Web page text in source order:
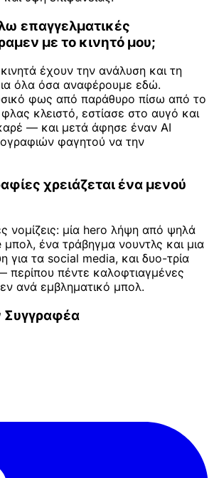
επαγγελματικές
με το κινητό μου;
έχουν την ανάλυση και τη
όλα όσα αναφέρουμε εδώ.
φως από παράθυρο πίσω από το
κλειστό, εστίασε στο αυγό και
— και μετά άφησε έναν AI
φαγητού να την
χρειάζεται ένα μενού
νομίζεις: μία hero λήψη από ψηλά
ένα τράβηγμα νουντλς και μια
για τα social media, και δυο-τρία
περίπου πέντε καλοφτιαγμένες
ανά εμβληματικό μπολ.
Συγγραφέα